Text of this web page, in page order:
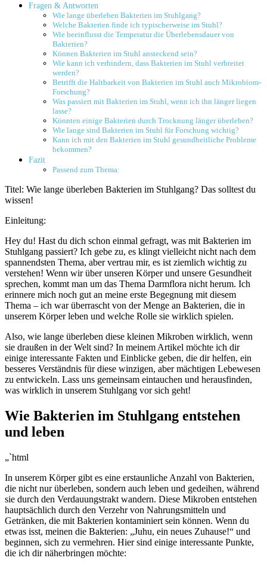
Fragen & Antworten
Wie lange überleben Bakterien im Stuhlgang?
Welche Bakterien finde ich⁣ typischerweise im Stuhl?
Wie beeinflusst die Temperatur die⁢ Überlebensdauer von
Bakterien?
Können Bakterien⁢ im Stuhl ansteckend​ sein?
Wie kann ich verhindern, dass Bakterien im Stuhl verbreitet
werden?
Betrifft die Haltbarkeit von Bakterien im Stuhl auch Mikrobiom-
Forschung?
Was passiert mit Bakterien im Stuhl, wenn ich ihn länger liegen
lasse?
Könnten einige‌ Bakterien durch Trocknung länger überleben?
Wie lange ‌sind⁣ Bakterien im ⁤Stuhl für Forschung wichtig?
Kann ich mit den Bakterien‍ im Stuhl ​gesundheitliche Probleme
bekommen?
Fazit
Passend zum Thema:
Titel: Wie‍ lange überleben Bakterien ⁢im Stuhlgang? Das ​solltest du
wissen!
Einleitung:
Hey du! Hast du dich schon einmal gefragt, was mit Bakterien im
Stuhlgang passiert? Ich gebe ​zu, ‌es klingt vielleicht nicht nach dem
spannendsten Thema, aber vertrau mir, es ist ziemlich wichtig zu
verstehen! Wenn wir über unseren‍ Körper und unsere Gesundheit
sprechen,⁤ kommt man um das Thema Darmflora nicht herum. Ich
erinnere mich noch gut an meine ‍erste Begegnung mit diesem
Thema – ⁤ich war überrascht von der Menge an Bakterien, die in
unserem Körper leben ⁤und welche Rolle sie wirklich spielen.
Also, wie lange überleben diese kleinen Mikroben wirklich, wenn‍
sie draußen in der Welt sind? In meinem Artikel möchte⁤ ich dir
einige interessante Fakten und‌ Einblicke geben, die‌ dir ​helfen, ein
besseres ‌Verständnis für diese winzigen,⁤ aber mächtigen Lebewesen
zu entwickeln. Lass uns gemeinsam ​eintauchen und herausfinden,
was wirklich in unserem​ Stuhlgang vor sich​ geht!
Wie Bakterien ‍im Stuhlgang entstehen
und leben
„`html
In unserem‍ Körper gibt es eine erstaunliche Anzahl von Bakterien,
die nicht nur‍ überleben, sondern auch ⁣leben und‍ gedeihen, während⁢
sie durch⁢ den​ Verdauungstrakt wandern. ‌Diese Mikroben ⁤entstehen
hauptsächlich durch den Verzehr von Nahrungsmitteln und
‍Getränken, die mit Bakterien kontaminiert sein können. Wenn du
etwas isst, meinen die ⁣Bakterien: „Juhu, ein ⁣neues Zuhause!“ ⁤und
beginnen, sich zu vermehren.​ Hier sind einige‌ interessante Punkte,
die ‌ich dir ⁣näherbringen möchte: